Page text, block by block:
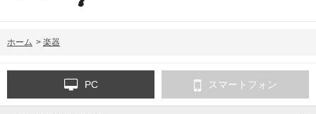
ホーム > 楽器
PC スマートフォン